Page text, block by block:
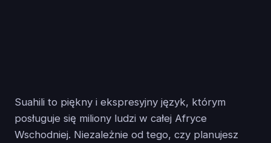
Suahili to piękny i ekspresyjny język, którym
posługuje się miliony ludzi w całej Afryce
Wschodniej. Niezależnie od tego, czy planujesz